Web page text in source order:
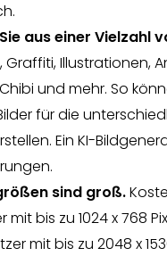
aus einer Vielzahl
Illustrationen,
Chibi und mehr. So
für die
Ein KI-
sind groß.
mit bis zu 1024 x 768
mit bis zu 2048 x